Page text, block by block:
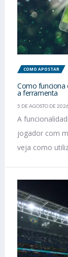
COMO APOSTAR
Como funciona
a ferramenta
5 DE AGOSTO DE 2026
A
jogador com
veja como